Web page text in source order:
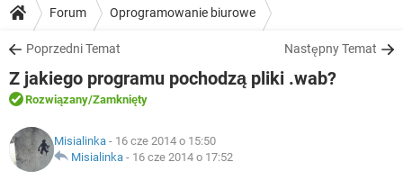
GRY WHATSAPP
SPOTIFY
INSTAGRAM FACEBOOK
WINDOWS 10
PlayStation
SPOTIFY
INSTAGRAM
WINDOWS 10
DO POBRANIA
ANDROID TIKTOK
GRY
IOS NETFLIX
INSTAGRAM
FORUM
COVID-19
GRY WHATSAPP
ARTYKUŁY
COVID-19
Forum Oprogramowanie biurowe
Poprzedni Temat Następny Temat
Z jakiego programu pochodzą pliki .wab?
Rozwiązany/Zamknięty
Misialinka - 16 cze 2014 o 15:50
Misialinka - 16 cze 2014 o 17:52